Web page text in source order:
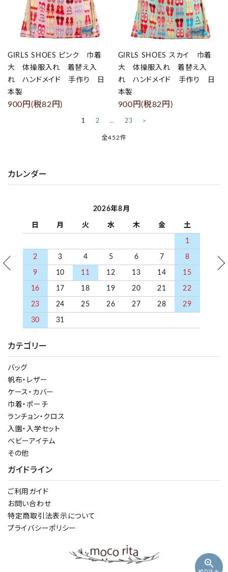
GIRLS SHOES ピンク 巾着
大 体操服入れ 着替え入
れ ハンドメイド 手作り 日
本製
900円(税82円)
GIRLS SHOES スカイ 巾着
大 体操服入れ 着替え入
れ ハンドメイド 手作り 日
本製
900円(税82円)
1 2 … 23 >
全452件
zoom_in
カテゴリー
検索する
カテゴリー
バッグ
帆布・レザー
ケース・カバー
巾着・ポーチ
ランチョン・クロス
入園・入学セット
ベビーアイテム
その他
ガイドライン
ご利用ガイド
お問い合わせ
特定商取引法表示について
プライバシーポリシー
カレンダー
2026年8月
日 月 火 水 木 金 土
1
2 3 4 5 6 7 8
9 10 11 12 13 14 15
16 17 18 19 20 21 22
23 24 25 26 27 28 29
30 31